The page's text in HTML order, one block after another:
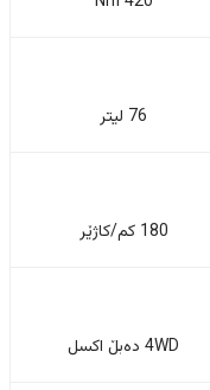
76 لیتر
180 کم/کاژێر
4WD دەبڵ اکسل